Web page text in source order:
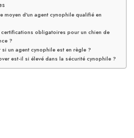
moyen d’un agent cynophile qualifié en
obligatoires pour un chien de
?
si un agent cynophile est en règle ?
est-il si élevé dans la sécurité cynophile ?